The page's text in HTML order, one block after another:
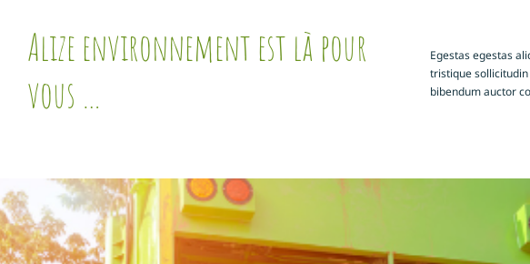
Alize environnement est là pour
vous …
Egestas egestas
tristique
bibendum auctor